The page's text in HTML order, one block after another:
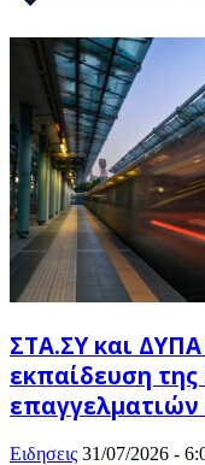
ΣΤΑ.ΣΥ και
εκπαίδευση
επαγγελματιών
Ειδησεις 31/07/2026 -